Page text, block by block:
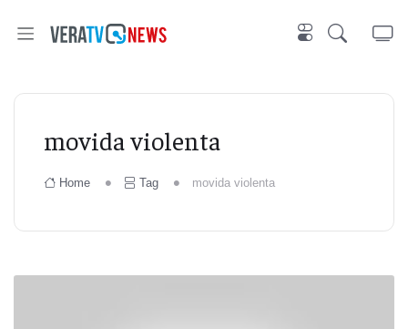
movida violenta
Home Tag movida violenta